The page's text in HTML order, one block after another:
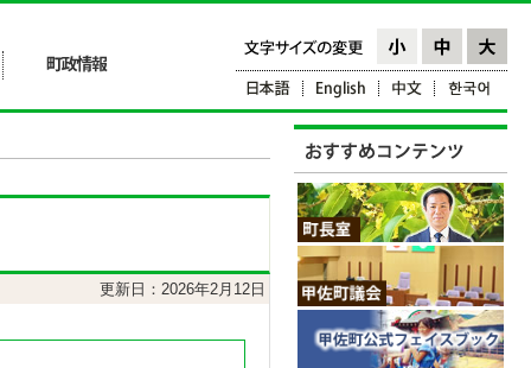
更新日：2026年2月12日